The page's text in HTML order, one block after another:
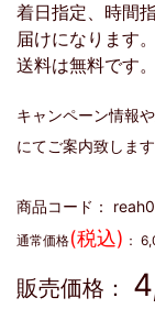
着日指定、時間
届けになります。
送料は無料です。
キャンペーン情報
にてご案内致します
商品コード：
通常価格(税込) ：
販売価格：